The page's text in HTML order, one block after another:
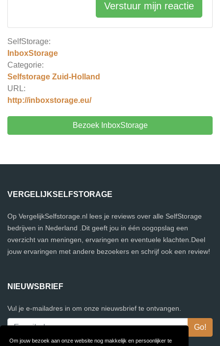
Om jouw bezoek aan onze website nog makkelijk en persoonlijker te
SelfStorage:
InboxStorage
Categorie:
Selfstorage Zuid-Holland
URL:
http://inboxstorage.eu/
Bezoek InboxStorage
Verstuur mijn reactie
VERGELIJKSELFSTORAGE
Op VergelijkSelfstorage.nl lees je reviews over alle SelfStorage
bedrijven in Nederland .Dit geeft jou in één oogopslag een
overzicht van meningen, ervaringen en eventuele klachten.Deel
jouw ervaringen met andere bezoekers en schrijf ook een review!
NIEUWSBRIEF
Vul je e-mailadres in om onze nieuwsbrief te ontvangen.